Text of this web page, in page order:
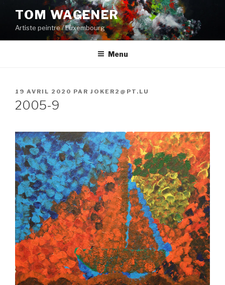
contenu
principal
TOM WAGENER
Artiste peintre / Luxembourg
Menu
PUBLIÉ
LE
19 AVRIL 2020 PAR JOKER2@PT.LU
2005-9